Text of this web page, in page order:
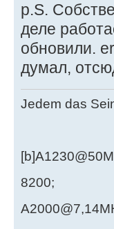
p.S.
деле
обновили.
думал,
Jedem das
8200;